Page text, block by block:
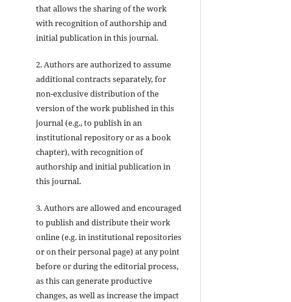
that allows the sharing of the work
with recognition of authorship and
initial publication in this journal.
2. Authors are authorized to assume
additional contracts separately, for
non-exclusive distribution of the
version of the work published in this
journal (e.g., to publish in an
institutional repository or as a book
chapter), with recognition of
authorship and initial publication in
this journal.
3. Authors are allowed and encouraged
to publish and distribute their work
online (e.g. in institutional repositories
or on their personal page) at any point
before or during the editorial process,
as this can generate productive
changes, as well as increase the impact